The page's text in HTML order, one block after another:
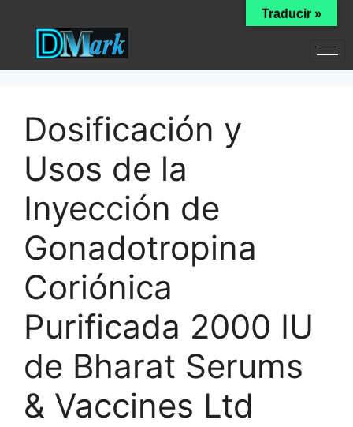
Dosificación y
Usos de la
Inyección de
Gonadotropina
Coriónica
Purificada 2000 IU
de Bharat Serums
& Vaccines Ltd
Traducir »